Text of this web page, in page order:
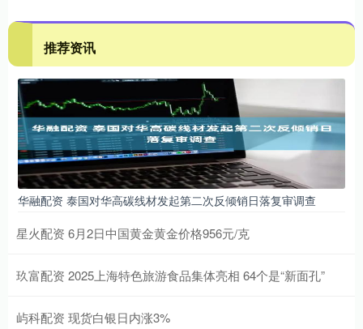
推荐资讯
华融配资 泰国对华高碳线材发起第二次反倾销日落复审调查
星火配资 6月2日中国黄金黄金价格956元/克
玖富配资 2025上海特色旅游食品集体亮相 64个是“新面孔”
屿科配资 现货白银日内涨3%